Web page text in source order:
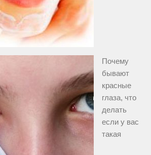
Почему
бывают
красные
глаза, что
делать
если у вас
такая